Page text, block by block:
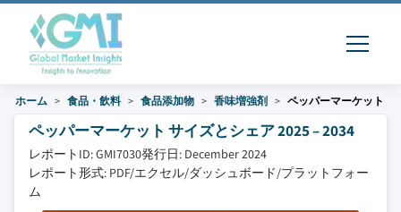
ホーム 食品・飲料 食品添加物 香味増強剤 ペッパーマーケット
ペッパーマーケット サイズとシェア 2025 – 2034
レポートID: GMI7030発行日: December 2024
レポート形式: PDF/エクセル/ダッシュボード/プラットフォー
ム